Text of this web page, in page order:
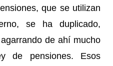
que se utilizan
se ha duplicado,
de ahí mucho
de pensiones. Esos